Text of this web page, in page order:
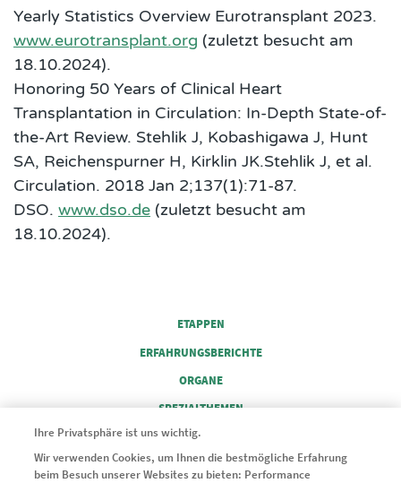
Yearly Statistics Overview Eurotransplant 2023.
www.eurotransplant.org (zuletzt besucht am
18.10.2024).
Honoring 50 Years of Clinical Heart
Transplantation in Circulation: In-Depth State-of-
the-Art Review. Stehlik J, Kobashigawa J, Hunt
SA, Reichenspurner H, Kirklin JK.Stehlik J, et al.
Circulation. 2018 Jan 2;137(1):71-87.
DSO. www.dso.de (zuletzt besucht am
18.10.2024).
ETAPPEN
ERFAHRUNGSBERICHTE
ORGANE
SPEZIALTHEMEN
SERVICE
Ihre Privatsphäre ist uns wichtig.
Wir verwenden Cookies, um Ihnen die bestmögliche Erfahrung
beim Besuch unserer Websites zu bieten: Performance